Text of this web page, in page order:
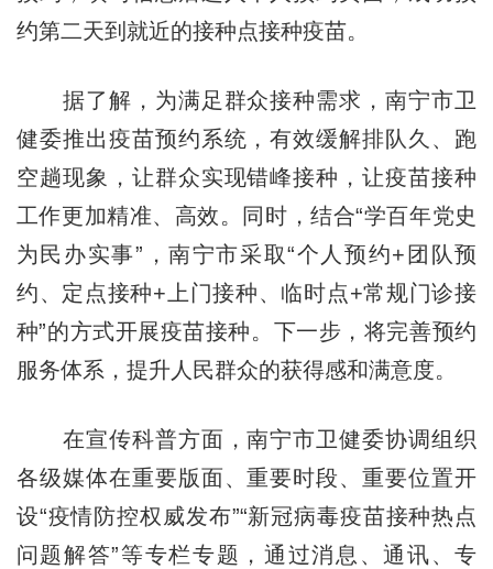
约第二天到就近的接种点接种疫苗。
据了解，为满足群众接种需求，南宁市卫
健委推出疫苗预约系统，有效缓解排队久、跑
空趟现象，让群众实现错峰接种，让疫苗接种
工作更加精准、高效。同时，结合“学百年党史
为民办实事”，南宁市采取“个人预约+团队预
约、定点接种+上门接种、临时点+常规门诊接
种”的方式开展疫苗接种。下一步，将完善预约
服务体系，提升人民群众的获得感和满意度。
在宣传科普方面，南宁市卫健委协调组织
各级媒体在重要版面、重要时段、重要位置开
设“疫情防控权威发布”“新冠病毒疫苗接种热点
问题解答”等专栏专题，通过消息、通讯、专